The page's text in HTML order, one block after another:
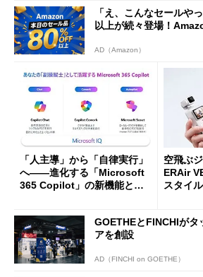
「え、こんなセールや
以上が続々登場！
AD（Amazon）
「人主導」から「自律実行」
へ――進化する「Microsoft
365 Copilot」の新機能とエ
空飛ぶ
ERAir
スタイ
GOETHEとFINCHIがタ
アを創設
AD（FINCHI on GOETHE）